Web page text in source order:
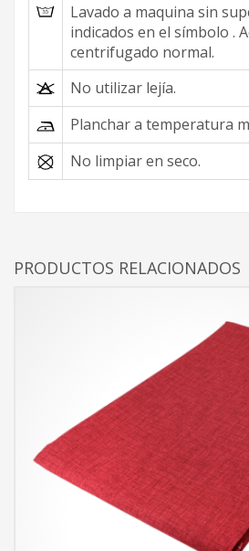
Lavado a maquina sin
indicados en el símbolo .
centrifugado normal.
No utilizar lejía.
Planchar a temperatura
No limpiar en seco.
PRODUCTOS RELACIONADOS